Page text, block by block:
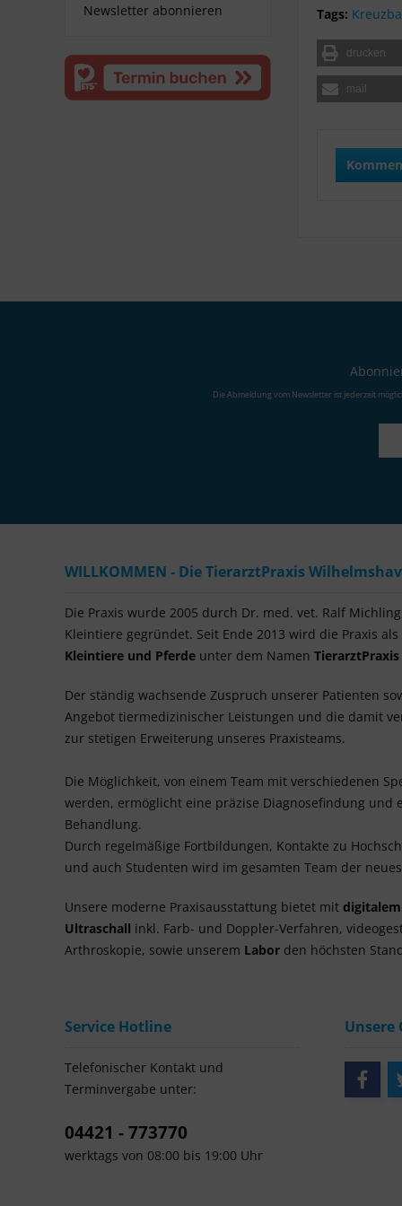
Newsletter abonnieren
Tags:
drucken
mail
Die Abmeldung vom Newsletter ist jederzeit
WILLKOMMEN - Die TierarztPraxis
Die Praxis wurde 2005 durch Dr. med. vet. Ralf
Kleintiere gegründet. Seit Ende 2013 wird die Praxis als
Kleintiere und Pferde unter dem Namen
Der ständig wachsende Zuspruch unserer Patienten
Angebot tiermedizinischer Leistungen und die damit
zur stetigen Erweiterung unseres Praxisteams.
Die Möglichkeit, von einem Team mit verschiedenen
werden, ermöglicht eine präzise Diagnosefindung und
Behandlung.
Durch regelmäßige Fortbildungen, Kontakte zu
und auch Studenten wird im gesamten Team der
Unsere moderne Praxisausstattung bietet mit
Ultraschall inkl. Farb- und Doppler-Verfahren,
Arthroskopie, sowie unserem Labor den höchsten
Service Hotline
Telefonischer Kontakt und
Terminvergabe unter:
04421 - 773770
werktags von 08:00 bis 19:00 Uhr
Unsere